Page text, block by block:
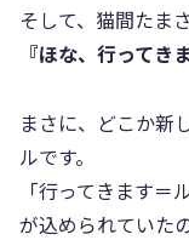
そして、猫間たま
『ほな、行ってき
まさに、どこか新
ルです。
「行ってきます
が込められていた